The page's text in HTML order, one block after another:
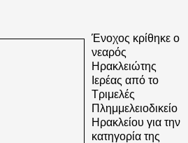
Ένοχος κρίθηκε ο
νεαρός
Ηρακλειώτης
Ιερέας από το
Τριμελές
Πλημμελειοδικείο
Ηρακλείου για την
κατηγορία της